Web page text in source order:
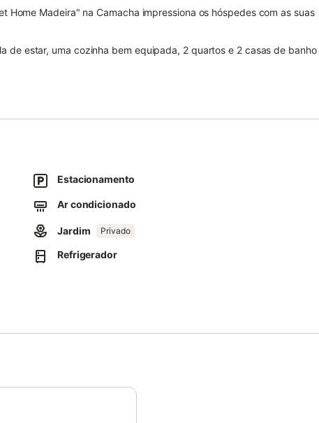
Home Madeira" na Camacha impressiona os hóspedes com as suas
de estar, uma cozinha bem equipada, 2 quartos e 2 casas de banho
de trabalho dedicado para escritório em casa, uma televisão,
a curta distância a pé.
celebrar eventos.
por favor, evite ruídos desnecessários após as 22:00 e seja
com cuidado.
bicicletas.
Rent a Car Madeira (por favor contacte o anfitrião para mais
de energia.
e para a estação ferroviária, mediante um custo adicional.
e legalmente exigidos para transmissão ao SEF (Serviço de
Estacionamento
Ar condicionado
Jardim Privado
Refrigerador